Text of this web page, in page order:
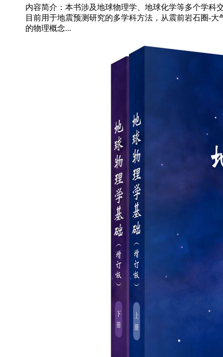
内容简介：本书涉及地球物理学、地球化学等多个学科
目前用于地震预测研究的多学科方法，从震前岩石圈-大
的物理概念...